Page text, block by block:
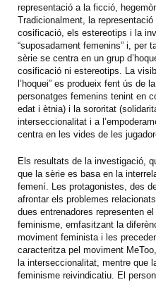
representació a la ficció,
Tradicionalment, la
cosificació, els estereotips i la
“suposadament femenins” i, per
sèrie se centra en un grup
cosificació ni estereotips. La
l’hoquei” es produeix fent ús de
personatges femenins tenint en
edat i ètnia) i la sororitat
interseccionalitat i a
centra en les vides de les
Els resultats de la investigació,
que la sèrie es basa en la
femení. Les protagonistes, des
afrontar els problemes
dues entrenadores representen
feminisme, emfasitzant la
moviment feminista i les
caracteritza pel moviment
la interseccionalitat, mentre que
feminisme reivindicatiu. El